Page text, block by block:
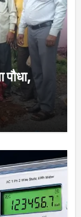
पौधा,